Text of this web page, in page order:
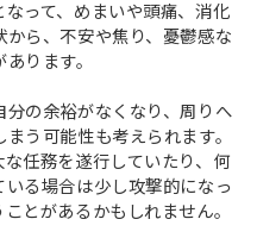
って、めまいや頭痛、消化
ら、不安や焦り、憂鬱感な
ります。
の余裕がなくなり、周りへ
う可能性も考えられます。
任務を遂行していたり、何
る場合は少し攻撃的になっ
とがあるかもしれません。